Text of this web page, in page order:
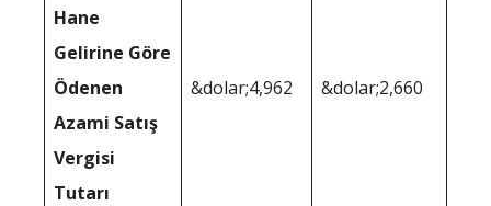
Hane
Gelirine Göre
Ödenen
Azami Satış
Vergisi
Tutarı
&dolar;4,962 &dolar;2,660